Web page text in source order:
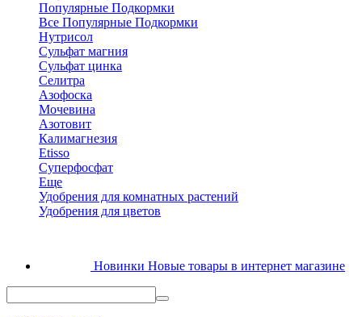
Популярные Подкормки
Все Популярные Подкормки
Нутрисол
Сульфат магния
Сульфат цинка
Селитра
Азофоска
Мочевина
Азотовит
Калимагнезия
Etisso
Суперфосфат
Еще
Удобрения для комнатных растений
Удобрения для цветов
Новинки Новые товары в интернет магазине